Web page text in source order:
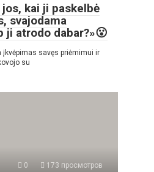
kai ji paskelbė
svajodama
ji atrodo dabar?»😮
savęs priėmimui ir
su
0 173 просмотров